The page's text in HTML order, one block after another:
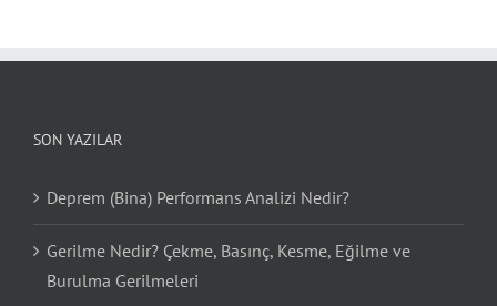
SON YAZILAR
Deprem (Bina) Performans Analizi Nedir?
Gerilme Nedir? Çekme, Basınç, Kesme, Eğilme ve
Burulma Gerilmeleri